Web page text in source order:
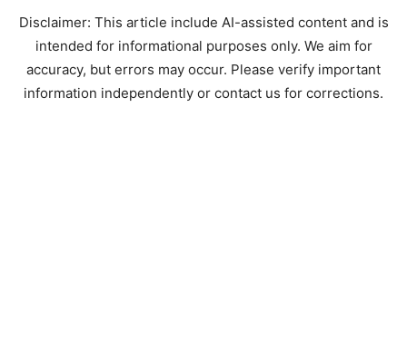
Disclaimer: This article include AI-assisted content and is
intended for informational purposes only. We aim for
accuracy, but errors may occur. Please verify important
information independently or contact us for corrections.